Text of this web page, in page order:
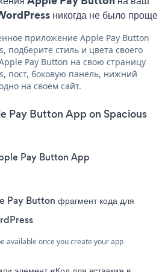
никогда не было проще
приложение Apple Pay Button
подберите стиль и цвета своего
Pay Button на свою страницу
пост, боковую панель, нижний
на своем сайт.
Pay Button App on Spacious
Pay Button App
Pay Button фрагмент кода для
available once you create your app